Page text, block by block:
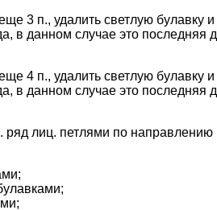
3 п., удалить светлую булавку
в данном случае это
4 п., удалить светлую булавку
в данном случае это
ряд лиц. петлями по направлению